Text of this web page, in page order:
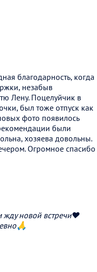
благодарность, когда
незабыв
Лену. Поцелуйчик в
был тоже отпуск как
фото появилось
были
хозяева довольны.
Огромное спасибо
жду новой встречи❤️